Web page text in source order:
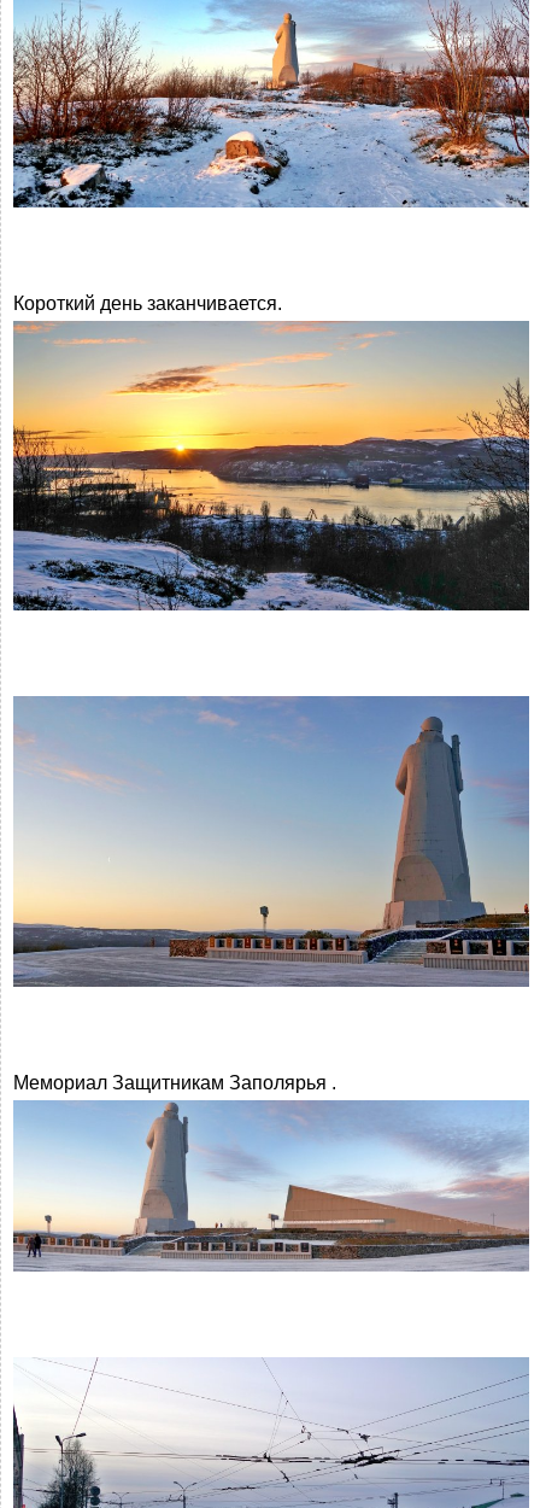
Короткий день заканчивается.
Мемориал Защитникам Заполярья .